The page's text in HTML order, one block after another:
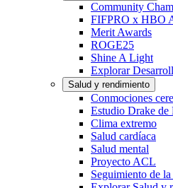
Community
FIFPRO x HBO
Merit Awards
ROGE25
Shine A Light
Explorar
Salud y rendimiento
Conmociones
Estudio Drake de
Clima extremo
Salud cardíaca
Salud mental
Proyecto ACL
Seguimiento de